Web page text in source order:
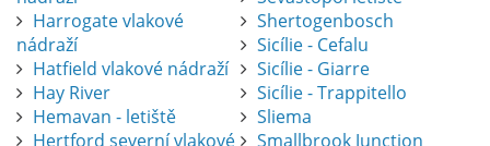
Harrogate vlakové
nádraží
Hatfield vlakové nádraží
Hay River
Hemavan - letiště
Hertford severní vlakové
Shertogenbosch
Sicílie - Cefalu
Sicílie - Giarre
Sicílie - Trappitello
Sliema
Smallbrook Junction